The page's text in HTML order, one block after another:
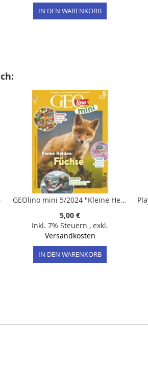
IN DEN WARENKORB
GEOlino mini 5/2024 "Kleine Helden: Füchse"
5,00 €
Inkl. 7% Steuern , exkl.
Versandkosten
IN DEN WARENKORB